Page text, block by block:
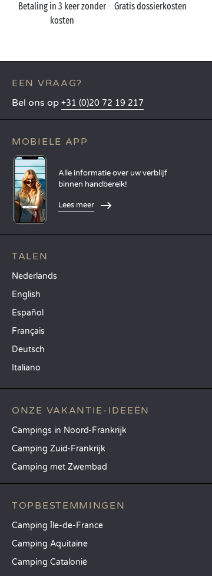
Betaling in 3 keer zonder
kosten
Gratis dossierkosten
EEN VRAAG?
Bel ons op +31 (0)20 72 19 217
MOBIELE APP
Alle informatie over uw verblijf
binnen handbereik!
Lees meer
TALEN
Nederlands
English
Español
Français
Deutsch
Italiano
ONZE VAKANTIE-IDEEËN
Campings in Noord-Frankrijk
Camping Zuid-Frankrijk
Camping met Zwembad
TOPBESTEMMINGEN
Camping Île-de-France
Camping Aquitaine
Camping Catalonië